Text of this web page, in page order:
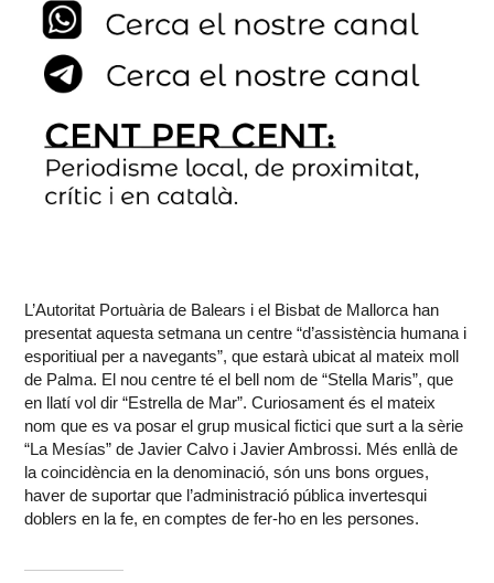
L’Autoritat Portuària de Balears i el Bisbat de Mallorca han
presentat aquesta setmana un centre “d’assistència humana i
esporitiual per a navegants”, que estarà ubicat al mateix moll
de Palma. El nou centre té el bell nom de “Stella Maris”, que
en llatí vol dir “Estrella de Mar”. Curiosament és el mateix
nom que es va posar el grup musical fictici que surt a la sèrie
“La Mesías” de Javier Calvo i Javier Ambrossi. Més enllà de
la coincidència en la denominació, són uns bons orgues,
haver de suportar que l’administració pública invertesqui
doblers en la fe, en comptes de fer-ho en les persones.